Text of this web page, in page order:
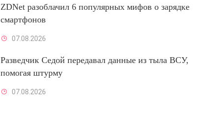
ZDNet разоблачил 6 популярных мифов о зарядке
смартфонов
07.08.2026
Разведчик Седой передавал данные из тыла ВСУ,
помогая штурму
07.08.2026